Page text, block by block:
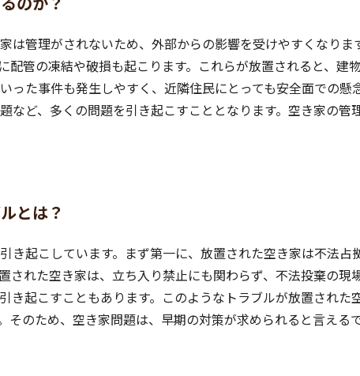
は管理がされないため、外部からの影響を受けやすくなり
管の凍結や破損も起こります。これらが放置されると、建
った事件も発生しやすく、近隣住民にとっても安全面での
など、多くの問題を引き起こすこととなります。空き家の
とは？
き起こしています。まず第一に、放置された空き家は不法
された空き家は、立ち入り禁止にも関わらず、不法投棄の
き起こすこともあります。このようなトラブルが放置され
のため、空き家問題は、早期の対策が求められると言えるで